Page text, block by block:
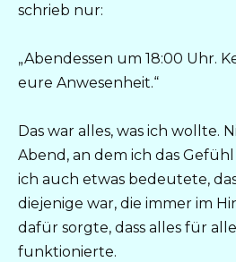
schrieb nur:
„Abendessen um 18:00 Uhr.
eure Anwesenheit.“
Das war alles, was ich wollte.
Abend, an dem ich das
ich auch etwas bedeutete,
diejenige war, die immer im
dafür sorgte, dass alles für
funktionierte.